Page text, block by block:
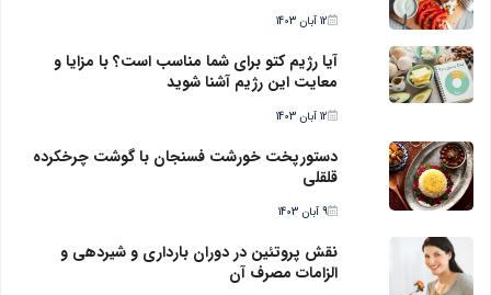
12 آبان 1403
آیا رژیم کتو برای شما مناسب است؟ با مزایا و
معایت این رژیم آشنا شوید
12 آبان 1403
دستورپخت خورشت فسنجان با گوشت چرخکرده
قلقلی
9 آبان 1403
نقش پروتئین در دوران بارداری و شیردهی و
الزامات مصرف آن